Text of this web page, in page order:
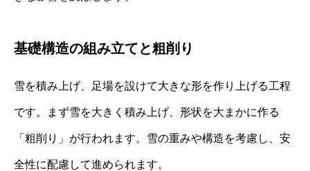
基礎構造の組み立てと粗削り
雪を積み上げ、足場を設けて大きな形を作り上げる工程
です。まず雪を大きく積み上げ、形状を大まかに作る
「粗削り」が行われます。雪の重みや構造を考慮し、安
全性に配慮して進められます。